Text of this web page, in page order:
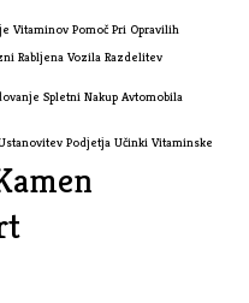
Vitaminov Pomoč Pri Opravilih
Rabljena Vozila Razdelitev
Spletni Nakup Avtomobila
Podjetja Učinki Vitaminske